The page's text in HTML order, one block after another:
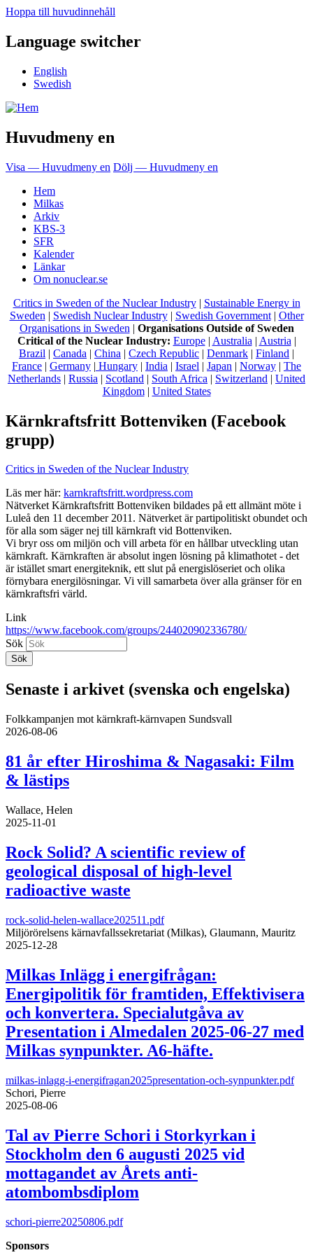
Hoppa till huvudinnehåll
Language switcher
English
Swedish
Huvudmeny en
Visa — Huvudmeny en Dölj — Huvudmeny en
Hem
Milkas
Arkiv
KBS-3
SFR
Kalender
Länkar
Om nonuclear.se
Critics in Sweden of the Nuclear Industry| Sustainable Energy in
Sweden | Swedish Nuclear Industry| Swedish Government| Other
Organisations in Sweden | Organisations Outside of Sweden
Critical of the Nuclear Industry: Europe| Australia | Austria |
Brazil | Canada | China | Czech Republic | Denmark | Finland |
France | Germany | Hungary | India | Israel | Japan | Norway | The
Netherlands | Russia | Scotland | South Africa | Switzerland | United
Kingdom| United States
Kärnkraftsfritt Bottenviken (Facebook
grupp)
Critics in Sweden of the Nuclear Industry
Läs mer här: karnkraftsfritt.wordpress.com
Nätverket Kärnkraftsfritt Bottenviken bildades på ett allmänt möte i
Luleå den 11 december 2011. Nätverket är partipolitiskt obundet och
för alla som säger nej till kärnkraft vid Bottenviken.
Vi bryr oss om miljön och vill arbeta för en hållbar utveckling utan
kärnkraft. Kärnkraften är absolut ingen lösning på klimathotet - det
är istället smart energiteknik, ett slut på energislöseriet och olika
förnybara energilösningar. Vi vill samarbeta över alla gränser för en
kärnkraftsfri värld.
Link
https://www.facebook.com/groups/244020902336780/
Sök
Senaste i arkivet (svenska och engelska)
Folkkampanjen mot kärnkraft-kärnvapen Sundsvall
2026-08-06
81 år efter Hiroshima & Nagasaki: Film
& lästips
Wallace, Helen
2025-11-01
Rock Solid? A scientific review of
geological disposal of high-level
radioactive waste
rock-solid-helen-wallace202511.pdf
Miljörörelsens kärnavfallssekretariat (Milkas), Glaumann, Mauritz
2025-12-28
Milkas Inlägg i energifrågan:
Energipolitik för framtiden, Effektivisera
och konvertera. Specialutgåva av
Presentation i Almedalen 2025-06-27 med
Milkas synpunkter. A6-häfte.
milkas-inlagg-i-energifragan2025presentation-och-synpunkter.pdf
Schori, Pierre
2025-08-06
Tal av Pierre Schori i Storkyrkan i
Stockholm den 6 augusti 2025 vid
mottagandet av Årets anti-
atombombsdiplom
schori-pierre20250806.pdf
Sponsors